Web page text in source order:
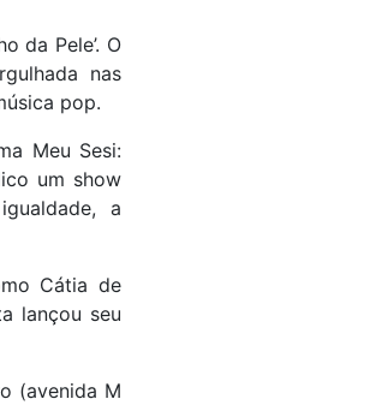
da Pele’. O
nas
pop.
Meu Sesi:
um show
a
Cátia de
lançou seu
(avenida M